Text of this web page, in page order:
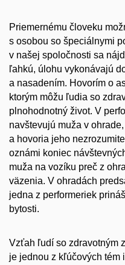
Priemernému človeku
s osobou so špeciálnymi
v našej spoločnosti sa
ľahkú, úlohu vykonávajú
a nasadením. Hovorím o
ktorým môžu ľudia so
plnohodnotný život. V
navštevujú muža v
a hovoria jeho
oznámi koniec
muža na vozíku preč z
väzenia. V ohradách
jedna z performeriek
bytosti.
Vzťah ľudí so zdravotným
je jednou z kľúčových tém